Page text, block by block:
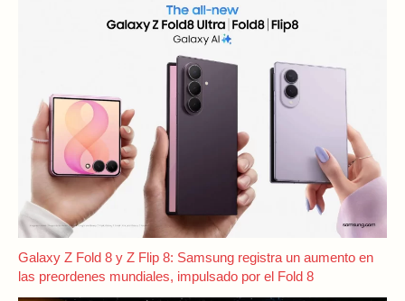
Galaxy Z Fold 8 y Z Flip 8: Samsung registra un aumento en
las preordenes mundiales, impulsado por el Fold 8